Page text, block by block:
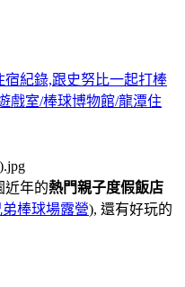
宿紀錄,跟史努比一起打棒
戲室/棒球博物館/龍潭住
近年的熱門親子度假飯店
弟棒球場露營), 還有好玩的